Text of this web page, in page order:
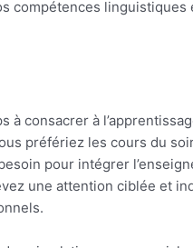
compétences linguistiques
consacrer à
préfériez les cours du
pour intégrer
une attention ciblée et